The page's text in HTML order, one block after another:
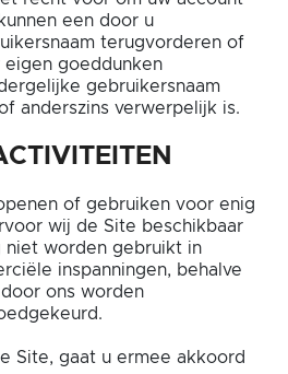
een door u
terugvorderen of
eigen goeddunken
gebruikersnaam
anderszins verwerpelijk is.
of gebruiken voor enig
wij de Site beschikbaar
niet worden gebruikt in
inspanningen, behalve
ons worden
Site, gaat u ermee akkoord